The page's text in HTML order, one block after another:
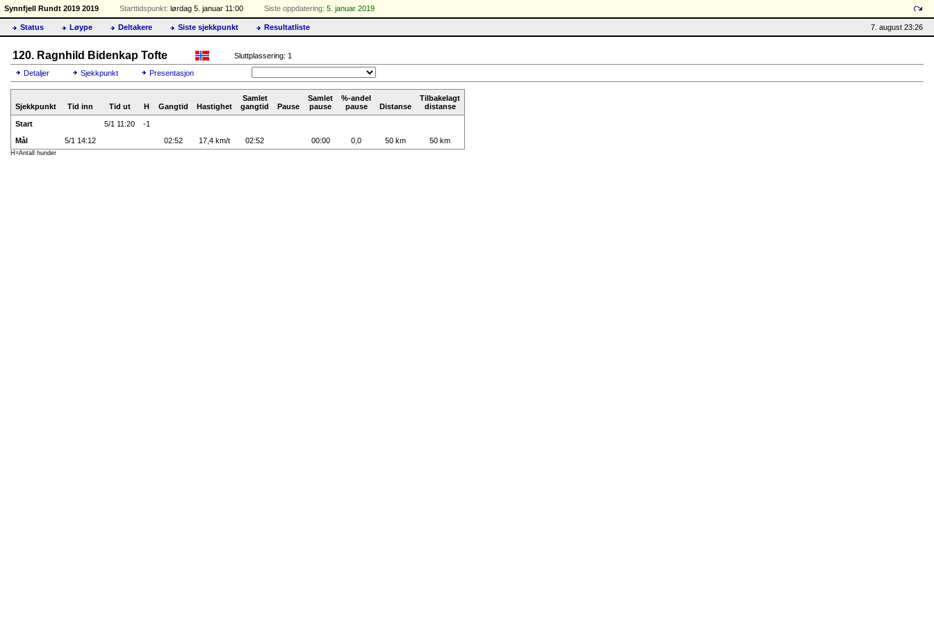
Synnfjell Rundt 2019 2019 Starttidspunkt: lørdag 5. januar 11:00 Siste oppdatering: 5. januar 2019
7. august 23:26
Status Løype Deltakere Siste sjekkpunkt Resultatliste
120. Ragnhild Bidenkap Tofte Sluttplassering: 1
Detaljer Sjekkpunkt Presentasjon
Sjekkpunkt Tid inn Tid ut H Gangtid Hastighet
Samlet
gangtid
Pause
Samlet
pause
%-andel
pause
Distanse
Tilbakelagt
distanse
Start 5/1 11:20
-1
Mål
5/1 14:12 02:52 17,4 km/t 02:52 00:00 0,0 50 km 50 km
H=Antall hunder